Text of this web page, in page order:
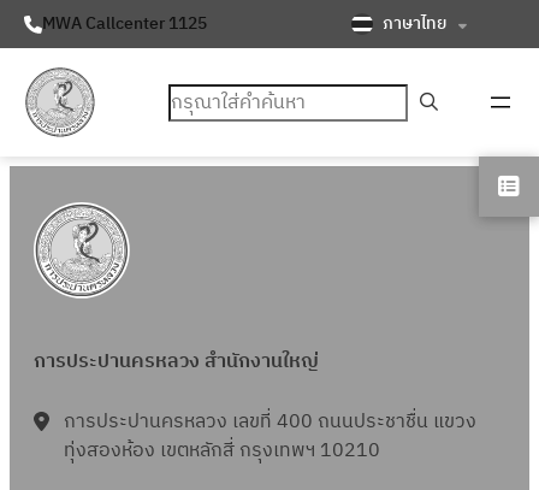
MWA Callcenter 1125 ภาษาไทย
ค้นหา
การประปานครหลวง สำนักงานใหญ่
การประปานครหลวง เลขที่ 400 ถนนประชาชื่น แขวง
ทุ่งสองห้อง เขตหลักสี่ กรุงเทพฯ 10210